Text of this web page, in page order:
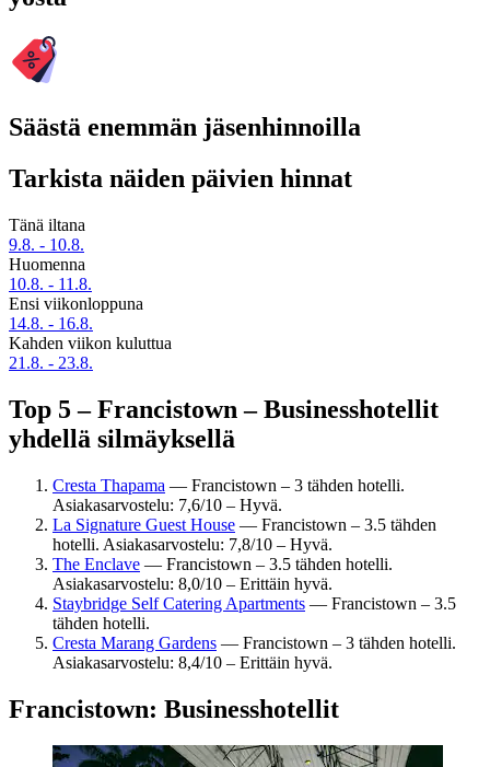
Säästä enemmän jäsenhinnoilla
Tarkista näiden päivien hinnat
Tänä iltana
9.8. - 10.8.
Huomenna
10.8. - 11.8.
Ensi viikonloppuna
14.8. - 16.8.
Kahden viikon kuluttua
21.8. - 23.8.
Top 5 – Francistown – Businesshotellit
yhdellä silmäyksellä
Cresta Thapama — Francistown – 3 tähden hotelli.
Asiakasarvostelu: 7,6/10 – Hyvä.
La Signature Guest House — Francistown – 3.5 tähden
hotelli. Asiakasarvostelu: 7,8/10 – Hyvä.
The Enclave — Francistown – 3.5 tähden hotelli.
Asiakasarvostelu: 8,0/10 – Erittäin hyvä.
Staybridge Self Catering Apartments — Francistown – 3.5
tähden hotelli.
Cresta Marang Gardens — Francistown – 3 tähden hotelli.
Asiakasarvostelu: 8,4/10 – Erittäin hyvä.
Francistown: Businesshotellit